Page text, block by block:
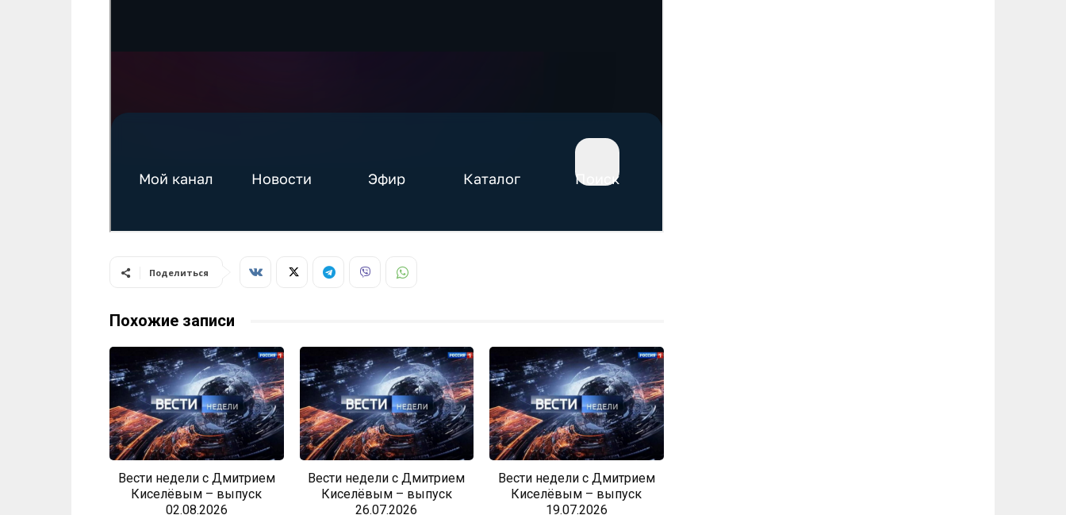
Поделиться
Похожие записи
Вести недели с Дмитрием
Киселёвым – выпуск
02.08.2026
Вести недели с Дмитрием
Киселёвым – выпуск
26.07.2026
Вести недели с Дмитрием
Киселёвым – выпуск
19.07.2026